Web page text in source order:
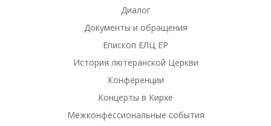
Диалог
Документы и обращения
Епископ ЕЛЦ ЕР
История лютеранской Церкви
Конференции
Концерты в Кирхе
Межконфессиональные события